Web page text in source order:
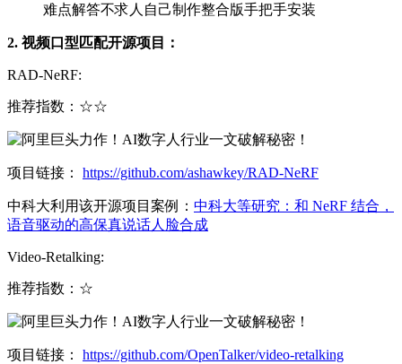
难点解答不求人自己制作整合版手把手安装
2. 视频口型匹配开源项目：
RAD-NeRF:
推荐指数：☆☆
项目链接： https://github.com/ashawkey/RAD-NeRF
中科大利用该开源项目案例： 中科大等研究：和 NeRF 结合，
语音驱动的高保真说话人脸合成
Video-Retalking:
推荐指数：☆️
项目链接： https://github.com/OpenTalker/video-retalking